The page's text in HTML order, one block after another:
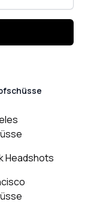
Headshots